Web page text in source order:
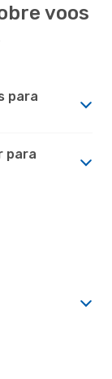
voos
para
para